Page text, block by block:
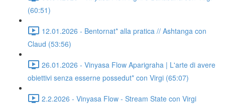
(60:51)
12.01.2026 - Bentornat* alla pratica // Ashtanga con
Claud (53:56)
26.01.2026 - Vinyasa Flow Aparigraha | L'arte di avere
obiettivi senza esserne possedut* con Virgi (65:07)
2.2.2026 - Vinyasa Flow - Stream State con Virgi